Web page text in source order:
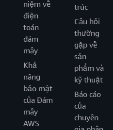
niệm về
điện
toán
đám
mây
Khả
năng
bảo mật
của Đám
mây
AWS
trúc
Câu hỏi
thường
gặp về
sản
phẩm và
kỹ thuật
Báo cáo
của
chuyên